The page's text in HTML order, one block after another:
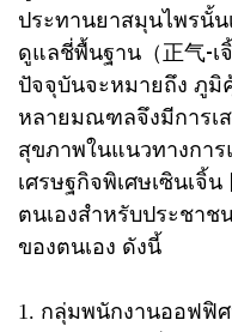
ประทานยาสมุนไพรนั้
ดูแลชี่พื้นฐาน（正气-เ
ปัจจุบันจะหมายถึง ภูมิ
หลายมณฑลจึงมีการเ
สุขภาพในแนวทางกา
เศรษฐกิจพิเศษเซินเจิ้
ตนเองสำหรับประชาช
ของตนเอง ดังนี้
1. กลุ่มพนักงานออฟฟิ